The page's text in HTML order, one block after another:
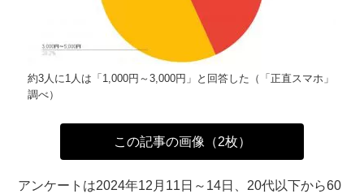
約3人に1人は「1,000円～3,000円」と回答した（「正直スマホ」
調べ）
この記事の画像（2枚）
アンケートは2024年12月11日～14日、20代以下から60